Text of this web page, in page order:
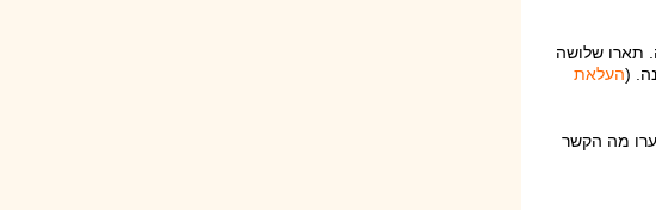
תארו שלושה
(העלאת
מה הקשר